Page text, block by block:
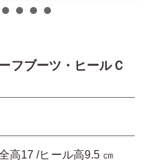
フブーツ・ヒールＣ
17 /ヒール高9.5 ㎝